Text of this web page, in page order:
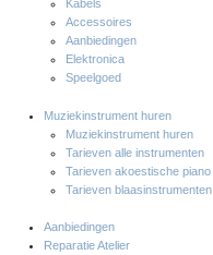
Kabels
Accessoires
Aanbiedingen
Elektronica
Speelgoed
Muziekinstrument huren
Muziekinstrument huren
Tarieven alle instrumenten
Tarieven akoestische piano
Tarieven blaasinstrumenten
Aanbiedingen
Reparatie Atelier